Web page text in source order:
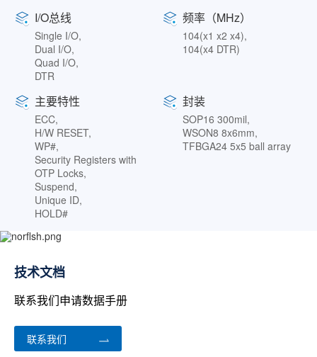
I/O总线
Single I/O,
Dual I/O,
Quad I/O,
DTR
频率（MHz）
104(x1 x2 x4),
104(x4 DTR)
主要特性
ECC,
H/W RESET,
WP#,
Security Registers with
OTP Locks,
Suspend,
Unique ID,
HOLD#
封装
SOP16 300mil,
WSON8 8x6mm,
TFBGA24 5x5 ball array
技术文档
联系我们申请数据手册
联系我们